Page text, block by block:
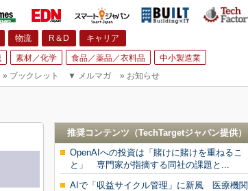
物流 R＆D キャリア
素材／化学 食品／薬品／衣料品
中小製造業
» ブックレット ▼ メルマガ » お知らせ
推奨コンテンツ（TechTargetジャパン提供）
OpenAIへの投資は「賭けに賭けを重ねるこ
と」 専門家が指摘する同社の課題と...
AIで「収益サイクル管理」に新風 医療機関